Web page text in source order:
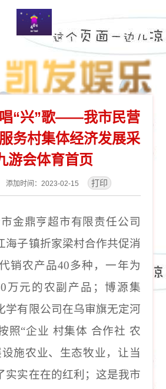
唱“兴”歌——我市民营
务村集体经济发展采
游会体育首页
加时间：2023-02-15
金鼎亨超市有限责任公司
海子镇折家梁村合作共促消
销农产品40多种，一年为
万元的农副产品； 博源集
学有限公司 在乌审旗无定河
照“企业 村集体 合作社 农
施农业、生态牧业，让当
实在在的红利； 这是我市